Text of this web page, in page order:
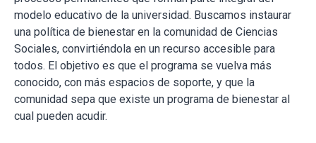
modelo educativo de la universidad. Buscamos instaurar
una política de bienestar en la comunidad de Ciencias
Sociales, convirtiéndola en un recurso accesible para
todos. El objetivo es que el programa se vuelva más
conocido, con más espacios de soporte, y que la
comunidad sepa que existe un programa de bienestar al
cual pueden acudir.